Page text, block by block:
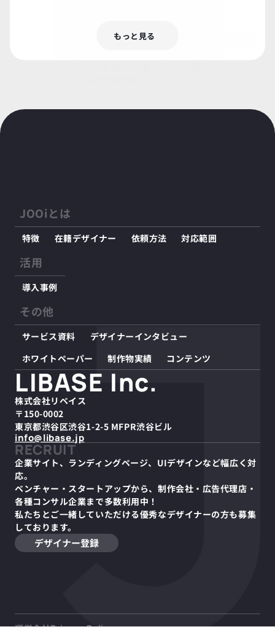
もっと見る
JOOiとは
特徴 在籍デザイナー 依頼方法 対応範囲
活用
導入事例
その他
サービス資料
デザイナーインタビュー
ホワイトペーパー
制作物実績 コンテンツ
LIBASE Inc.
株式会社リベイス
〒150-0002
東京都渋谷区渋谷1-2-5 MFPR渋谷ビル
info@libase.jp
RECRUIT
企業サイト、ランディングページ、UIデザインなど幅広く対
応。
ベンチャー・スタートアップから、制作会社・広告代理店・
各種コンサル企業まで多数利用中！
私たちとご一緒していただける優秀なデザイナーの方も募集
しております。
デザイナー登録